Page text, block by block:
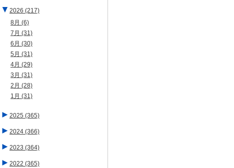
▼ 2026 (217)
8月 (6)
7月 (31)
6月 (30)
5月 (31)
4月 (29)
3月 (31)
2月 (28)
1月 (31)
► 2025 (365)
► 2024 (366)
► 2023 (364)
► 2022 (365)